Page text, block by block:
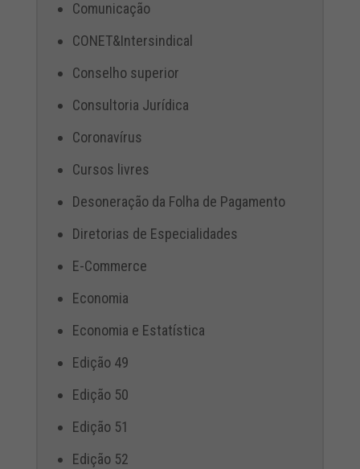
Comunicação
CONET&Intersindical
Conselho superior
Consultoria Jurídica
Coronavírus
Cursos livres
Desoneração da Folha de Pagamento
Diretorias de Especialidades
E-Commerce
Economia
Economia e Estatística
Edição 49
Edição 50
Edição 51
Edição 52